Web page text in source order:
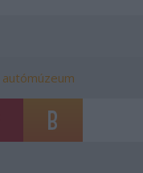
autómúzeum